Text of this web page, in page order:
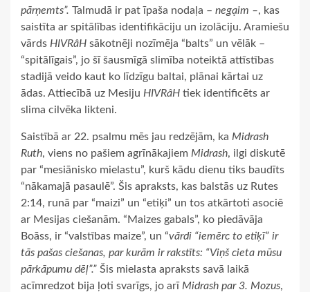
pārņemts”. Talmudā ir pat īpaša nodaļa – negạim –, kas
saistīta ar spitālības identifikāciju un izolāciju. Aramiešu
vārds HIVRâH sākotnēji nozīmēja “balts” un vēlāk –
“spitālīgais”, jo šī šausmīgā slimība noteiktā attīstības
stadijā veido kaut ko līdzīgu baltai, plānai kārtai uz
ādas. Attiecībā uz Mesiju HIVRâH tiek identificēts ar
slima cilvēka likteni.
Saistībā ar 22. psalmu mēs jau redzējām, ka Midrash
Ruth, viens no pašiem agrīnākajiem Midrash, ilgi diskutē
par “mesiānisko mielastu”, kurš kādu dienu tiks baudīts
“nākamajā pasaulē”. Šis apraksts, kas balstās uz Rutes
2:14, runā par “maizi” un “etiķi” un tos atkārtoti asociē
ar Mesijas ciešanām. “Maizes gabals”, ko piedāvāja
Boāss, ir “valstības maize”, un “vārdi “iemērc to etiķī” ir
tās pašas ciešanas, par kurām ir rakstīts: “Viņš cieta mūsu
pārkāpumu dēļ”.” Šis mielasta apraksts savā laikā
acīmredzot bija ļoti svarīgs, jo arī Midrash par 3. Mozus,